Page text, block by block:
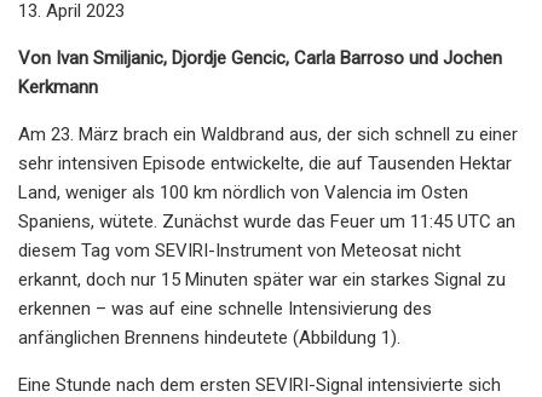
13. April 2023
Von Ivan Smiljanic, Djordje Gencic, Carla Barroso und Jochen
Kerkmann
Am 23. März brach ein Waldbrand aus, der sich schnell zu einer
sehr intensiven Episode entwickelte, die auf Tausenden Hektar
Land, weniger als 100 km nördlich von Valencia im Osten
Spaniens, wütete. Zunächst wurde das Feuer um 11:45 UTC an
diesem Tag vom SEVIRI-Instrument von Meteosat nicht
erkannt, doch nur 15 Minuten später war ein starkes Signal zu
erkennen – was auf eine schnelle Intensivierung des
anfänglichen Brennens hindeutete (Abbildung 1).
Eine Stunde nach dem ersten SEVIRI-Signal intensivierte sich